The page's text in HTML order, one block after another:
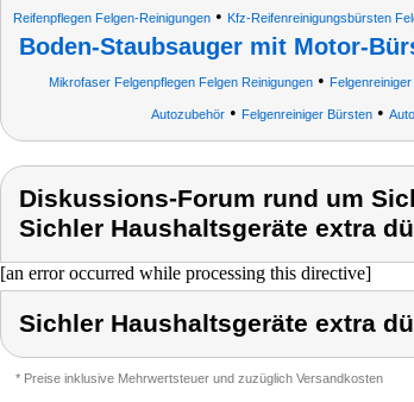
Reifenpflegen Felgen-Reinigungen • Kfz-Reifenreinigungsbürsten
Boden-Staubsauger mit Motor-
Mikrofaser Felgenpflegen Felgen Reinigungen• Felgenreiniger
Autozubehör• Felgenreiniger Bürsten•
Diskussions-Forum rund um
Sichler Haushaltsgeräte extra
[an error occurred while processing this directive]
Sichler Haushaltsgeräte extra
* Preise inklusive Mehrwertsteuer und zuzüglich Versandkosten